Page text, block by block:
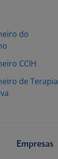
do
CCIH
de Terapia
Empresas